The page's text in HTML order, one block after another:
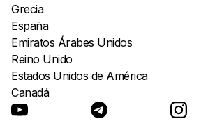
Grecia
España
Emiratos Árabes Unidos
Reino Unido
Estados Unidos de América
Canadá